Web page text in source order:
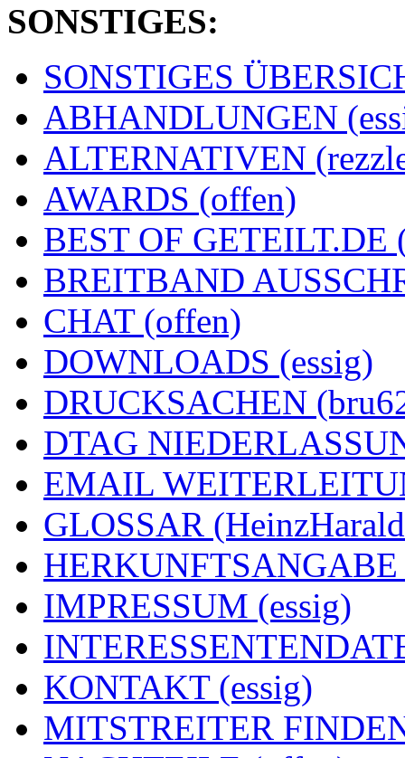
SONSTIGES:
SONSTIGES
ABHANDLUNGEN
ALTERNATIVEN
AWARDS (offen)
BEST OF GETEILT.DE
BREITBAND
CHAT (offen)
DOWNLOADS (essig)
DRUCKSACHEN
DTAG
EMAIL
GLOSSAR
HERKUNFTSANGABE
IMPRESSUM (essig)
KONTAKT (essig)
MITSTREITER